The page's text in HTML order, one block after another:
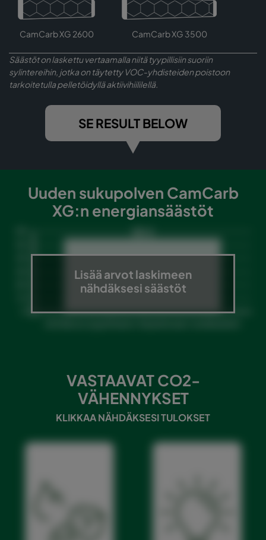
Uuden sukupolven CamCarb
XG:n energiansäästöt
Lisää arvot laskimeen
nähdäksesi säästöt
CamCarb XG 2600 CamCarb XG 3500
Säästöt on laskettu vertaamalla niitä tyypillisiin suoriin
sylintereihin, jotka on täytetty VOC-yhdisteiden poistoon
tarkoitetulla pelletöidyllä aktiivihiililellä.
SE RESULT BELOW
VASTAAVAT CO2-
VÄHENNYKSET
KLIKKAA NÄHDÄKSESI TULOKSET